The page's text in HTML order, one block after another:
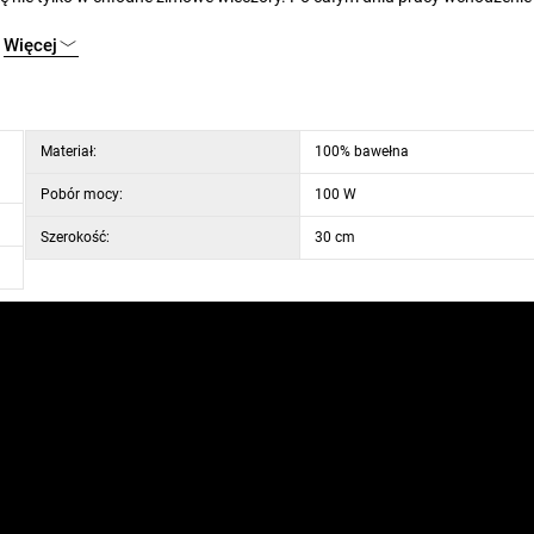
dostosowują się do każdego. Obsługa jest bardzo prosta
które można łatwo regulować za pomocą podświetlanego
Więcej
Materiał: 100% bawełna
Pobór mocy: 100 W
Szerokość: 30 cm